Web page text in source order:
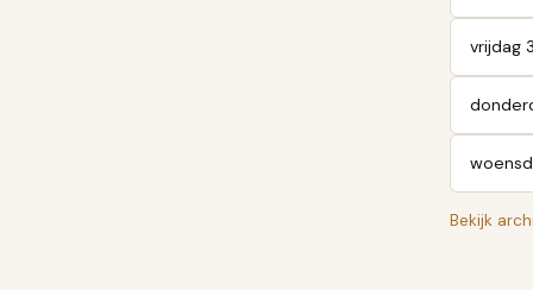
vrijdag
Bekijk